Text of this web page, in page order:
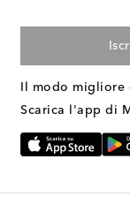
Il modo migliore
Scarica l'app di